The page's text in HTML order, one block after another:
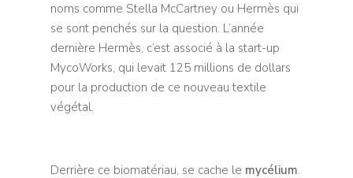
noms comme Stella McCartney ou Hermès qui
se sont penchés sur la question. L’année
dernière Hermès, c’est associé à la start-up
MycoWorks, qui levait 125 millions de dollars
pour la production de ce nouveau textile
végétal.
Derrière ce biomatériau, se cache le mycélium.